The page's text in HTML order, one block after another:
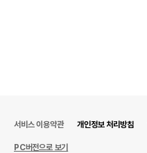
서비스 이용약관 개인정보 처리방침
PC버전으로 보기